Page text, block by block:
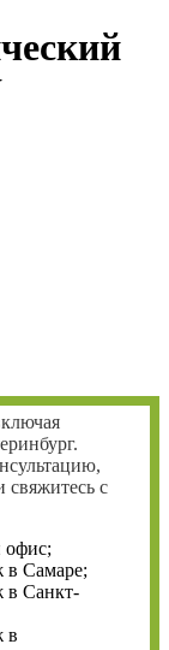
свяжитесь с
офис;
в Самаре;
в Санкт-
в